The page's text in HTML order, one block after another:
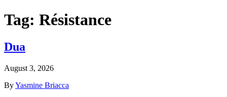
Tag: Résistance
Dua
August 3, 2026
ByYasmine Briacca